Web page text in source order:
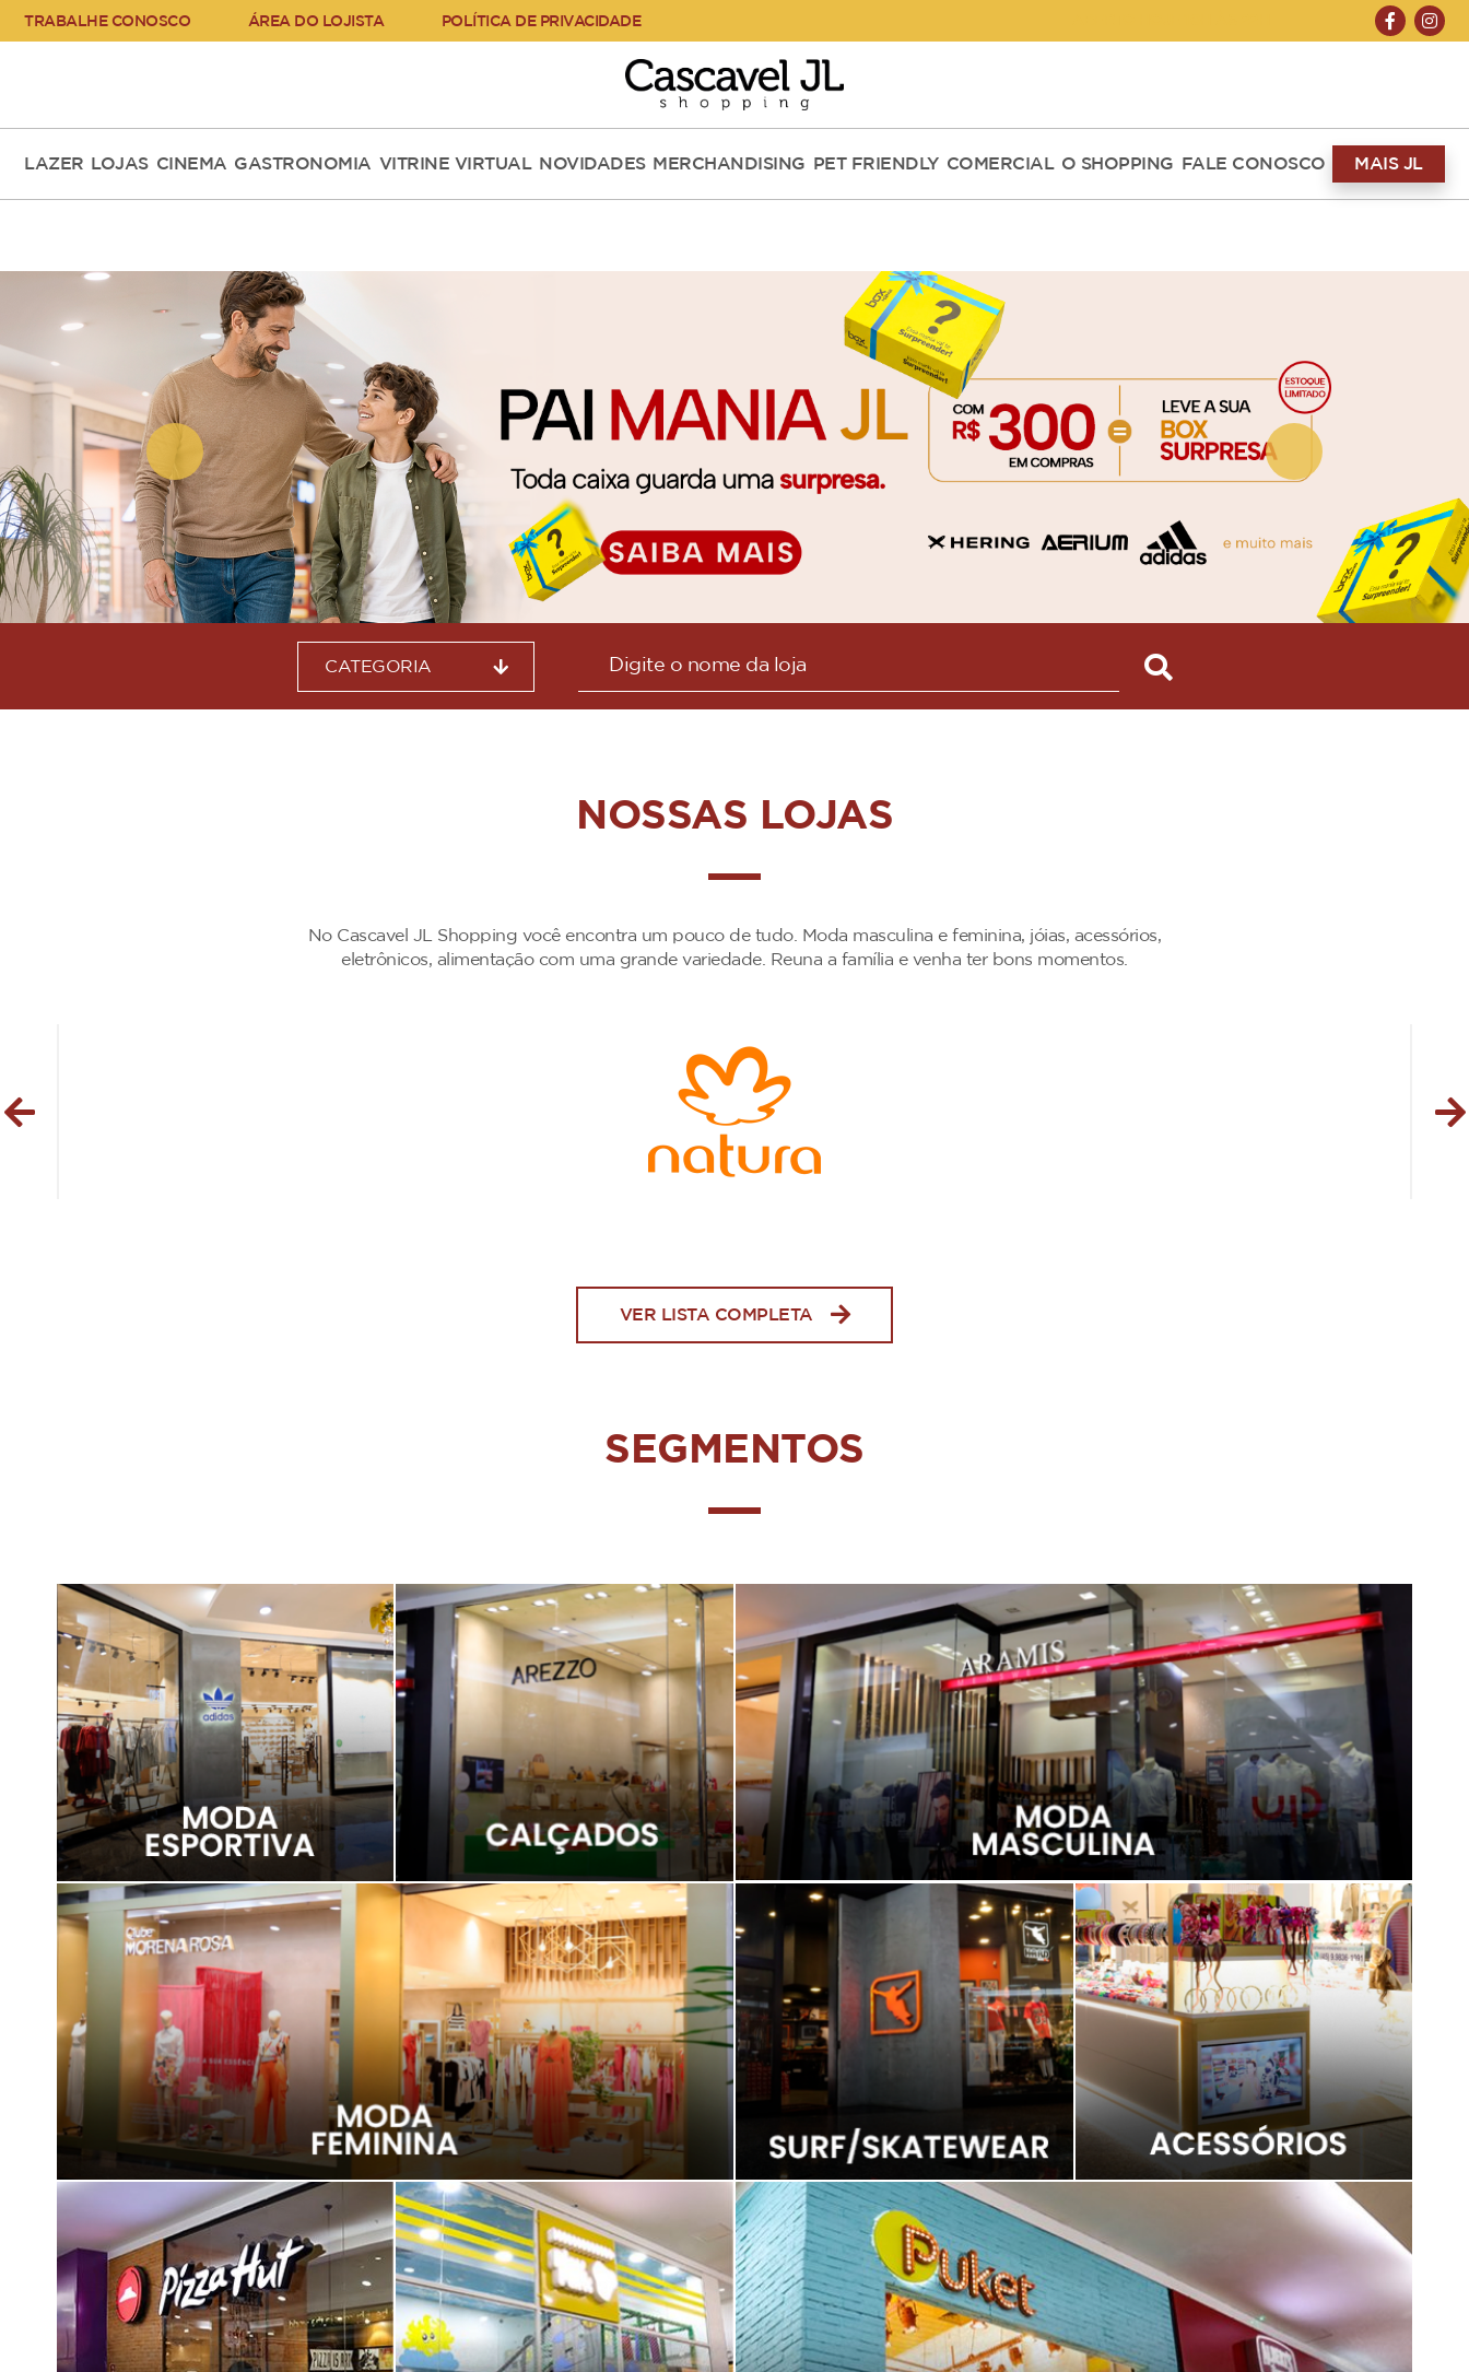
TRABALHE CONOSCO ÁREA DO LOJISTA POLÍTICA DE PRIVACIDADE
LAZER LOJAS CINEMA GASTRONOMIA VITRINE VIRTUAL NOVIDADES MERCHANDISING PET FRIENDLY COMERCIAL O SHOPPING FALE CONOSCO MAIS JL
CATEGORIA
NOSSAS LOJAS
No Cascavel JL Shopping você encontra um pouco de tudo. Moda masculina e feminina, jóias, acessórios,
eletrônicos, alimentação com uma grande variedade. Reuna a família e venha ter bons momentos.
VER LISTA COMPLETA
SEGMENTOS